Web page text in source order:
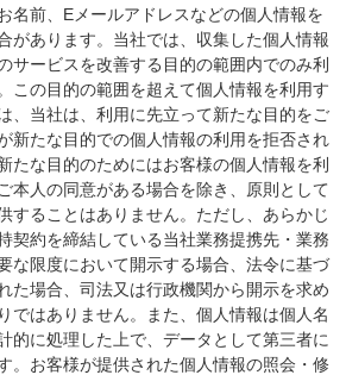
名前、Eメールアドレスなどの個人情報を
があります。当社では、収集した個人情報
サービスを改善する目的の範囲内でのみ利
この目的の範囲を超えて個人情報を利用す
、当社は、利用に先立って新たな目的をご
新たな目的での個人情報の利用を拒否され
たな目的のためにはお客様の個人情報を利
本人の同意がある場合を除き、原則として
することはありません。ただし、あらかじ
契約を締結している当社業務提携先・業務
な限度において開示する場合、法令に基づ
た場合、司法又は行政機関から開示を求め
ではありません。また、個人情報は個人名
的に処理した上で、データとして第三者に
。お客様が提供された個人情報の照会・修